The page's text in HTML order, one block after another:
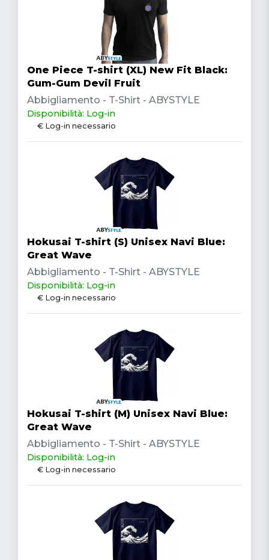
One Piece T-shirt (XL) New Fit Black:
Gum-Gum Devil Fruit
Abbigliamento - T-Shirt - ABYSTYLE
Disponibilità: Log-in
€ Log-in necessario
Hokusai T-shirt (S) Unisex Navi Blue:
Great Wave
Abbigliamento - T-Shirt - ABYSTYLE
Disponibilità: Log-in
€ Log-in necessario
Hokusai T-shirt (M) Unisex Navi Blue:
Great Wave
Abbigliamento - T-Shirt - ABYSTYLE
Disponibilità: Log-in
€ Log-in necessario